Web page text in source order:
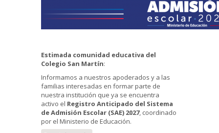
Estimada comunidad educativa del
Colegio San Martín:
Informamos a nuestros apoderados y a las
familias interesadas en formar parte de
nuestra institución que ya se encuentra
activo el Registro Anticipado del Sistema
de Admisión Escolar (SAE) 2027, coordinado
por el Ministerio de Educación.